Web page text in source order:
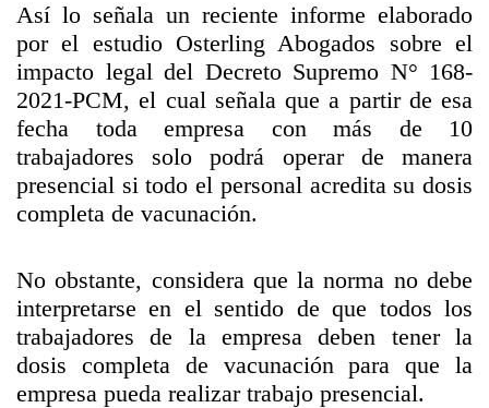
Así lo señala un reciente informe elaborado
por el estudio Osterling Abogados sobre el
impacto legal del Decreto Supremo N° 168-
2021-PCM, el cual señala que a partir de esa
fecha toda empresa con más de 10
trabajadores solo podrá operar de manera
presencial si todo el personal acredita su dosis
completa de vacunación.
No obstante, considera que la norma no debe
interpretarse en el sentido de que todos los
trabajadores de la empresa deben tener la
dosis completa de vacunación para que la
empresa pueda realizar trabajo presencial.